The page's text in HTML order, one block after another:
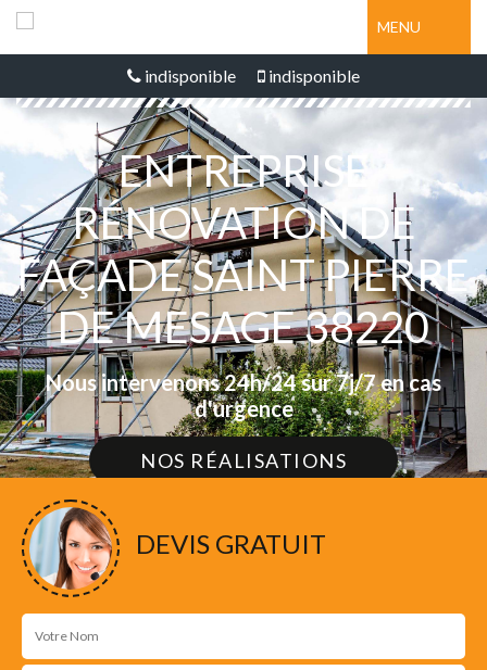
MENU
indisponible indisponible
ENTREPRISE
RÉNOVATION DE
FAÇADE SAINT PIERRE
DE MESAGE 38220
Nous intervenons 24h/24 sur 7j/7 en cas
d'urgence
NOS RÉALISATIONS
DEVIS GRATUIT